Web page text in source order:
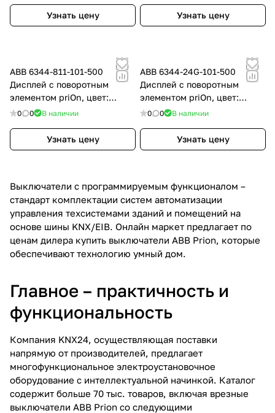
Узнать цену Узнать цену
ABB 6344-811-101-500
Дисплей с поворотным
элементом priOn, цвет:
Белый
0 0 В наличии
Узнать цену
ABB 6344-24G-101-500
Дисплей с поворотным
элементом priOn, цвет:
Белый
0 0 В наличии
Узнать цену
Выключатели с программируемым функционалом –
стандарт комплектации систем автоматизации
управления техсистемами зданий и помещений на
основе шины KNX/EIB. Онлайн маркет предлагает по
ценам дилера купить выключатели ABB Prion, которые
обеспечивают технологию умный дом.
Главное – практичность и
функциональность
Компания KNX24, осуществляющая поставки
напрямую от производителей, предлагает
многофункциональное электроустановочное
оборудование с интеллектуальной начинкой. Каталог
содержит больше 70 тыс. товаров, включая врезные
выключатели ABB Prion со следующими